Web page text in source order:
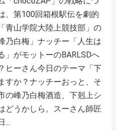
、第100回箱根駅伝を劇的
青山学院大陸上競技部」の
乃白梅」ナッチー「人生は
」がモットーのBARLSDへ
ヒーさん今日のテーマ「下
すか？ナッチーおっと、そ
の峰乃白梅酒造、下剋上シ
どうかしら。スーさん師匠
...